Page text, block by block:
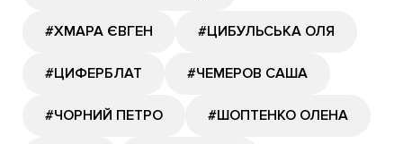
#ХМАРА ЄВГЕН #ЦИБУЛЬСЬКА ОЛЯ
#ЦИФЕРБЛАТ #ЧЕМЕРОВ САША
#ЧОРНИЙ ПЕТРО #ШОПТЕНКО ОЛЕНА